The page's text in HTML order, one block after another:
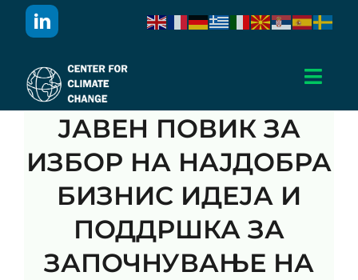
За Нас
Активности
ЈАВЕН ПОВИК ЗА
ИЗБОР НА НАЈДОБРА
БИЗНИС ИДЕЈА И
ПОДДРШКА ЗА
ЗАПОЧНУВАЊЕ НА